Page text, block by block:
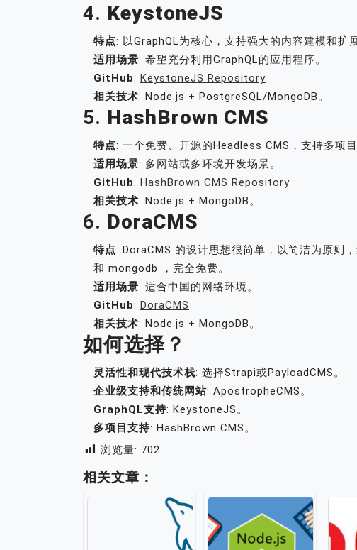
4. KeystoneJS
特点: 以GraphQL为核心，支持强大的内容建模和扩展
适用场景: 希望充分利用GraphQL的应用程序。
GitHub: KeystoneJS Repository
相关技术: Node.js + PostgreSQL/MongoDB。
5. HashBrown CMS
特点: 一个免费、开源的Headless CMS，支持多项目
适用场景: 多网站或多环境开发场景。
GitHub: HashBrown CMS Repository
相关技术: Node.js + MongoDB。
6. DoraCMS
特点: DoraCMS 的设计思想很简单，以简洁为原则
和 mongodb ，完全免费。
适用场景: 适合中国的网络环境。
GitHub: DoraCMS
相关技术: Node.js + MongoDB。
如何选择？
灵活性和现代技术栈: 选择Strapi或PayloadCMS。
企业级支持和传统网站: ApostropheCMS。
GraphQL支持: KeystoneJS。
多项目支持: HashBrown CMS。
浏览量: 702
相关文章：